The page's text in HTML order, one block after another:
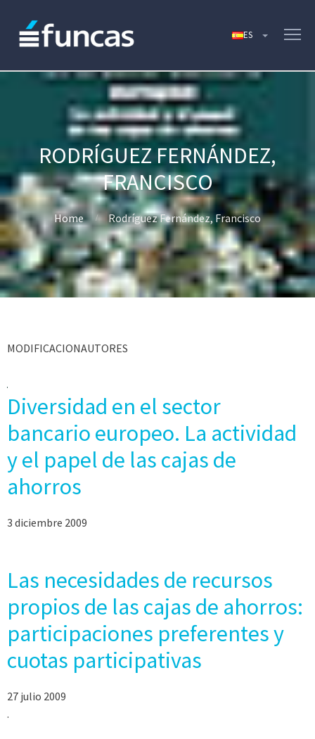
RODRÍGUEZ FERNÁNDEZ,
FRANCISCO
Home Rodríguez Fernández, Francisco
MODIFICACIONAUTORES
Diversidad en el sector
bancario europeo. La actividad
y el papel de las cajas de
ahorros
3 diciembre 2009
Las necesidades de recursos
propios de las cajas de ahorros:
participaciones preferentes y
cuotas participativas
27 julio 2009
.